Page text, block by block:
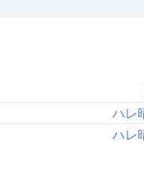
ハレ
ハレ